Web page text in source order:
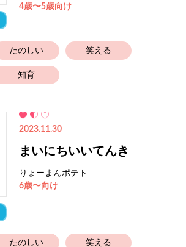
4歳〜5歳向け
たのしい 笑える
知育
2023.11.30
まいにちいいてんき
りょーまんポテト
6歳〜向け
たのしい 笑える